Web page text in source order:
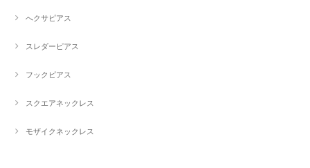
へクサピアス
スレダーピアス
フックピアス
スクエアネックレス
モザイクネックレス